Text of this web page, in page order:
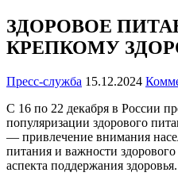
ЗДОРОВОЕ
КРЕПКОМУ
Пресс-служба 15.12.2024
С 16 по 22 декабря в России
популяризации здорового
— привлечение внимания
питания и важности
аспекта поддержания здоровья.